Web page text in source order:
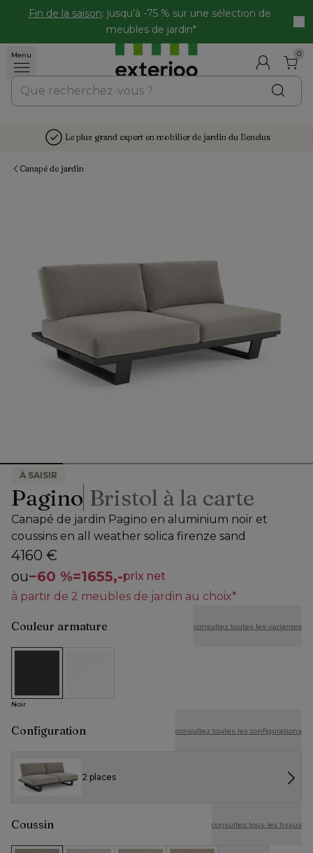
Fin de la saison: jusqu’à -75 % sur une sélection de
meubles de jardin*
Menu 0
Le plus grand expert en mobilier de jardin du Benelux
Canapé de jardin
À SAISIR
Pagino Bristol à la carte
Canapé de jardin Pagino en aluminium noir et
coussins en all weather solica firenze sand
4160 €
ou−60 %=1655,-prix net
à partir de 2 meubles de jardin au choix*
Couleur armature consultez toutes les variantes
Noir
Configuration consultez toutes les configurations
2 places
Coussin consultez tous les tissus